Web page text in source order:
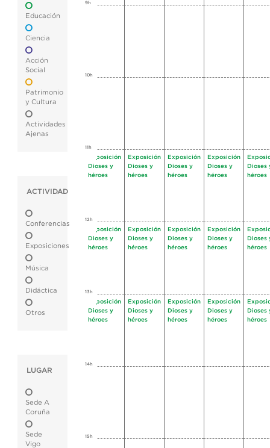
Educación
Ciencia
Acción
Social
Patrimonio
y Cultura
Actividades
Ajenas
ACTIVIDAD
Conferencias
Exposiciones
Música
Didáctica
Otros
LUGAR
Sede A
Coruña
Sede
Vigo
9h
10h
11h
Exposición
Dioses y
héroes
Exposición
Dioses y
héroes
Exposición
Dioses y
héroes
Exposición
Dioses y
héroes
Dioses
héroes
12h
Exposición
Dioses y
héroes
Exposición
Dioses y
héroes
Exposición
Dioses y
héroes
Exposición
Dioses y
héroes
Dioses
héroes
13h
Exposición
Dioses y
héroes
Exposición
Dioses y
héroes
Exposición
Dioses y
héroes
Exposición
Dioses y
héroes
Dioses
héroes
14h
15h